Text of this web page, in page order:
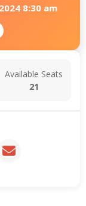
8:30 am
Available Seats
21